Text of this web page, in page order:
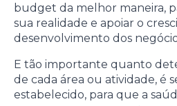
budget da melhor maneira,
sua realidade e apoiar o
desenvolvimento dos
E tão importante quanto
de cada área ou atividade, é
estabelecido, para que a